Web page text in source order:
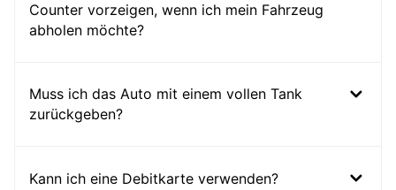
Counter vorzeigen, wenn ich mein Fahrzeug
abholen möchte?
Muss ich das Auto mit einem vollen Tank
zurückgeben?
Kann ich eine Debitkarte verwenden?